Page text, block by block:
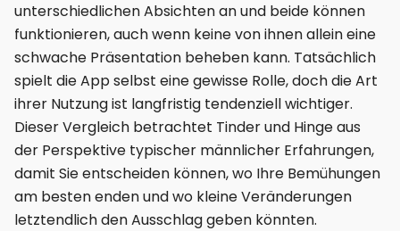
unterschiedlichen Absichten an und beide können
funktionieren, auch wenn keine von ihnen allein eine
schwache Präsentation beheben kann. Tatsächlich
spielt die App selbst eine gewisse Rolle, doch die Art
ihrer Nutzung ist langfristig tendenziell wichtiger.
Dieser Vergleich betrachtet Tinder und Hinge aus
der Perspektive typischer männlicher Erfahrungen,
damit Sie entscheiden können, wo Ihre Bemühungen
am besten enden und wo kleine Veränderungen
letztendlich den Ausschlag geben könnten.